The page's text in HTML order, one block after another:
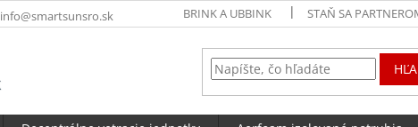
info@smartsunsro.sk BRINK A UBBINK STAŇ SA